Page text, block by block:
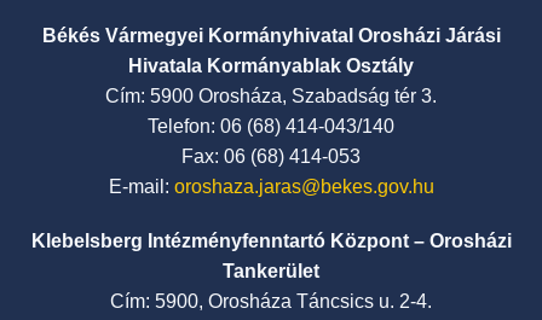
Békés Vármegyei Kormányhivatal Orosházi Járási
Hivatala Kormányablak Osztály
Cím: 5900 Orosháza, Szabadság tér 3.
Telefon: 06 (68) 414-043/140
Fax: 06 (68) 414-053
E-mail: oroshaza.jaras@bekes.gov.hu
Klebelsberg Intézményfenntartó Központ – Orosházi
Tankerület
Cím: 5900, Orosháza Táncsics u. 2-4.